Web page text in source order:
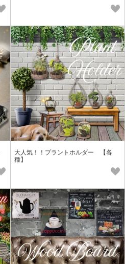
大人気！！プラントホルダー 【各
種】